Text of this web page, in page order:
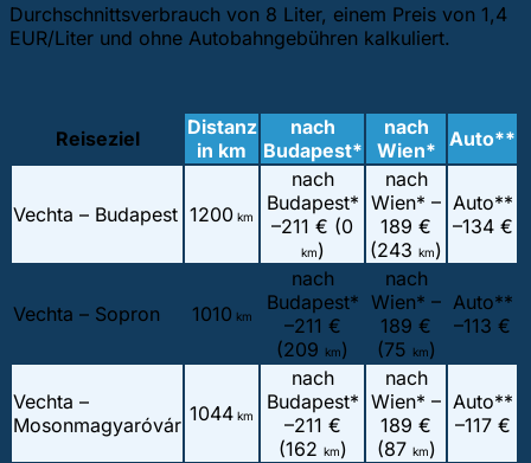
Durchschnittsverbrauch von 8 Liter, einem Preis von 1,4
EUR/Liter und ohne Autobahngebühren kalkuliert.
Reiseziel
Distanz
in km
nach
Budapest*
nach
Wien* Auto**
Vechta – Budapest 1200 km
nach
Budapest*
–211 € (0
km)
nach
Wien* –
189 €
(243 km)
Auto**
–134 €
Vechta – Sopron 1010 km
nach
Budapest*
–211 €
(209 km)
nach
Wien* –
189 €
(75 km)
Auto**
–113 €
Vechta –
Mosonmagyaróvár 1044 km
nach
Budapest*
–211 €
(162 km)
nach
Wien* –
189 €
(87 km)
Auto**
–117 €